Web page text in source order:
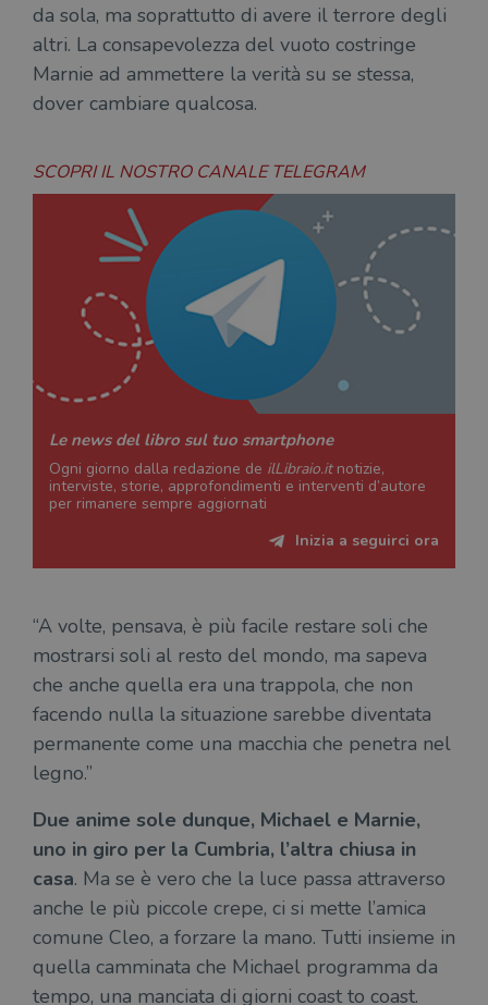
da sola, ma soprattutto di avere il terrore degli
altri. La consapevolezza del vuoto costringe
Marnie ad ammettere la verità su se stessa,
dover cambiare qualcosa.
SCOPRI IL NOSTRO CANALE TELEGRAM
Le news del libro sul tuo smartphone
Ogni giorno dalla redazione de ilLibraio.itnotizie,
interviste, storie, approfondimenti e interventi d’autore
per rimanere sempre aggiornati
Inizia a seguirci ora
“A volte, pensava, è più facile restare soli che
mostrarsi soli al resto del mondo, ma sapeva
che anche quella era una trappola, che non
facendo nulla la situazione sarebbe diventata
permanente come una macchia che penetra nel
legno.”
Due anime sole dunque, Michael e Marnie,
uno in giro per la Cumbria, l’altra chiusa in
casa. Ma se è vero che la luce passa attraverso
anche le più piccole crepe, ci si mette l’amica
comune Cleo, a forzare la mano. Tutti insieme in
quella camminata che Michael programma da
tempo, una manciata di giorni coast to coast.